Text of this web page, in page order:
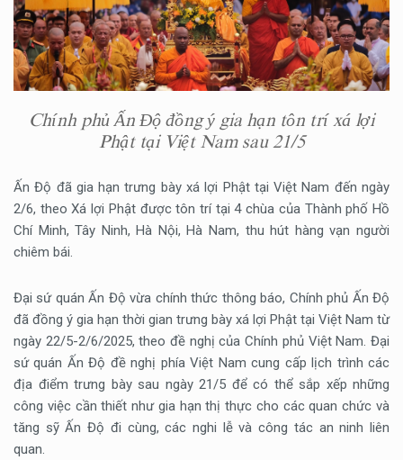
Chính phủ Ấn Độ đồng ý gia hạn tôn trí xá lợi
Phật tại Việt Nam sau 21/5
Ấn Độ đã gia hạn trưng bày xá lợi Phật tại Việt Nam đến ngày
2/6, theo Xá lợi Phật được tôn trí tại 4 chùa của Thành phố Hồ
Chí Minh, Tây Ninh, Hà Nội, Hà Nam, thu hút hàng vạn người
chiêm bái.
Đại sứ quán Ấn Độ vừa chính thức thông báo, Chính phủ Ấn Độ
đã đồng ý gia hạn thời gian trưng bày xá lợi Phật tại Việt Nam từ
ngày 22/5-2/6/2025, theo đề nghị của Chính phủ Việt Nam. Đại
sứ quán Ấn Độ đề nghị phía Việt Nam cung cấp lịch trình các
địa điểm trưng bày sau ngày 21/5 để có thể sắp xếp những
công việc cần thiết như gia hạn thị thực cho các quan chức và
tăng sỹ Ấn Độ đi cùng, các nghi lễ và công tác an ninh liên
quan.